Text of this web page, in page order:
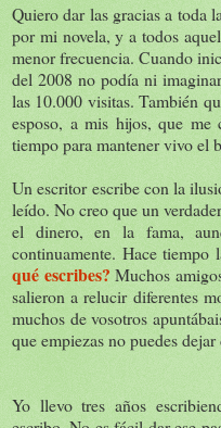
Quiero dar las gracias a toda
por mi novela, y a todos
menor frecuencia. Cuando
del 2008 no podía ni
las 10.000 visitas. También
esposo, a mis hijos, que me
tiempo para mantener vivo el
Un escritor escribe con la
leído. No creo que un
el dinero, en la fama,
continuamente. Hace tiempo
qué escribes? Muchos
salieron a relucir diferentes
muchos de vosotros
que empiezas no puedes
Yo llevo tres años